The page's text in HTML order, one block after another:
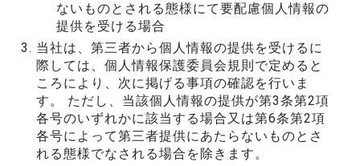
ないものとされる態様にて要配慮個人情報の
提供を受ける場合
当社は、第三者から個人情報の提供を受けるに
際しては、個人情報保護委員会規則で定めると
ころにより、次に掲げる事項の確認を行いま
す。 ただし、当該個人情報の提供が第3条第2項
各号のいずれかに該当する場合又は第6条第2項
各号によって第三者提供にあたらないものとさ
れる態様でなされる場合を除きます。